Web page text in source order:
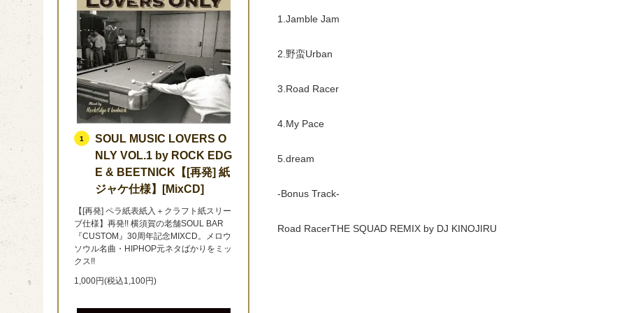
1.Jamble Jam
2.野蛮Urban
3.Road Racer
4.My Pace
5.dream
-Bonus Track-
Road RacerTHE SQUAD REMIX by DJ KINOJIRU
1
SOUL MUSIC LOVERS O
NLY VOL.1 by ROCK EDG
E & BEETNICK【[再発] 紙
ジャケ仕様】[MixCD]
【[再発] ペラ紙表紙入＋クラフト紙スリー
ブ仕様】再発!! 横須賀の老舗SOUL BAR
『CUSTOM』30周年記念MIXCD。メロウ
ソウル名曲・HIPHOP元ネタばかりをミッ
クス!!
1,000円(税込1,100円)